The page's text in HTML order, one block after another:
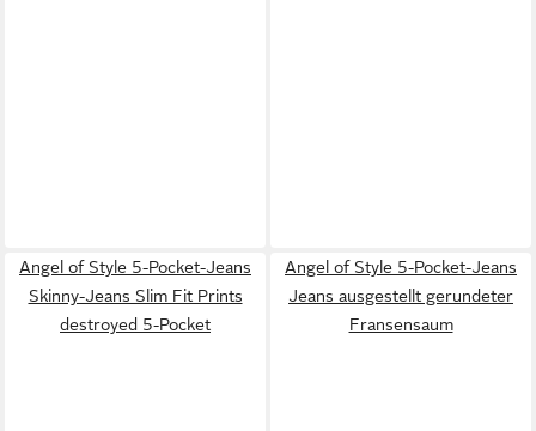
Angel of Style 5-Pocket-Jeans
Skinny-Jeans Slim Fit Prints
destroyed 5-Pocket
Angel of Style 5-Pocket-Jeans
Jeans ausgestellt gerundeter
Fransensaum